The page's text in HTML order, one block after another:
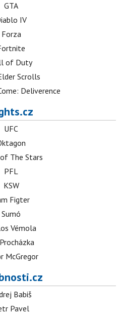
GTA
IV
Forza
of Duty
Scrolls
Deliverence
UFC
The Stars
PFL
KSW
Figter
Sumó
Vémola
McGregor
Babiš
Pavel